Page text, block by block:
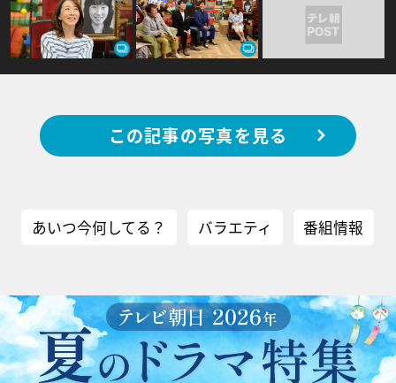
この記事の写真を見る
あいつ今何してる？ バラエティ 番組情報